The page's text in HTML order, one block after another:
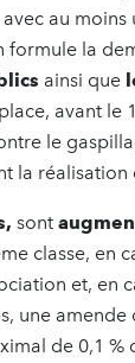
au moins
formule la
ainsi que
avant le 1
le
la réalisation
sont
classe, en
et, en
une amende
de 0,1 %